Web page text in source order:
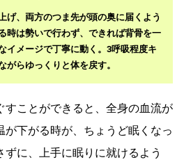
げ、両方のつま先が頭の奥に届くよう
時は勢いで行わず、できれば背骨を一
イメージで丁寧に動く。3呼吸程度キ
がらゆっくりと体を戻す。
すことができると、全身の血流が
が下がる時が、ちょうど眠くなっ
に、上手に眠りに就けるよう